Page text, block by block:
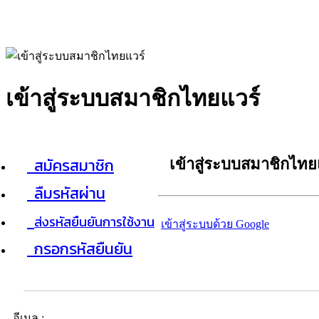
เข้าสู่ระบบสมาชิกไทยแวร์
สมัครสมาชิก
ลืมรหัสผ่าน
ส่งรหัสยืนยันการใช้งาน
กรอกรหัสยืนยัน
เข้าสู่ระบบสมาชิกไท
เข้าสู่ระบบด้วย Google